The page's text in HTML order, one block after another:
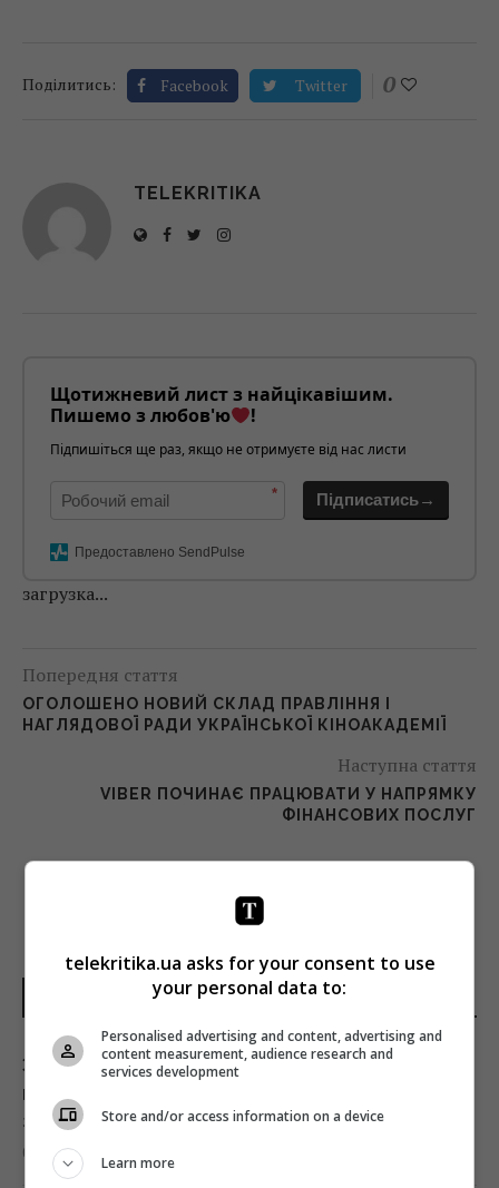
Поділитись: Facebook Twitter 0
TELEKRITIKA
Щотижневий лист з найцікавішим.
Пишемо з любов'ю
!
Підпишіться ще раз, якщо не отримуєте від нас листи
* Підписатись→
Предоставлено SendPulse
загрузка...
Попередня стаття
ОГОЛОШЕНО НОВИЙ СКЛАД ПРАВЛІННЯ І
НАГЛЯДОВОЇ РАДИ УКРАЇНСЬКОЇ КІНОАКАДЕМІЇ
Наступна стаття
VIBER ПОЧИНАЄ ПРАЦЮВАТИ У НАПРЯМКУ
ФІНАНСОВИХ ПОСЛУГ
НОВИНИ УКРАЇНИ І СВІТУ
ЗСУ взяли у полон Мохамеда Салаха:
мережею шириться інтерв'ю з тезкою
зіркового футболіста
09:46 неділя, 09 серпня 2026
telekritika.ua asks for your consent to use
your personal data to:
Personalised advertising and content, advertising and
content measurement, audience research and
services development
Store and/or access information on a device
Learn more